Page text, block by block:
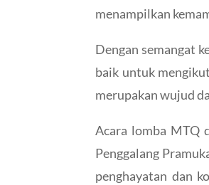
menampilkan
Dengan semangat
baik untuk
merupakan wujud
Acara lomba MTQ
Penggalang
penghayatan dan